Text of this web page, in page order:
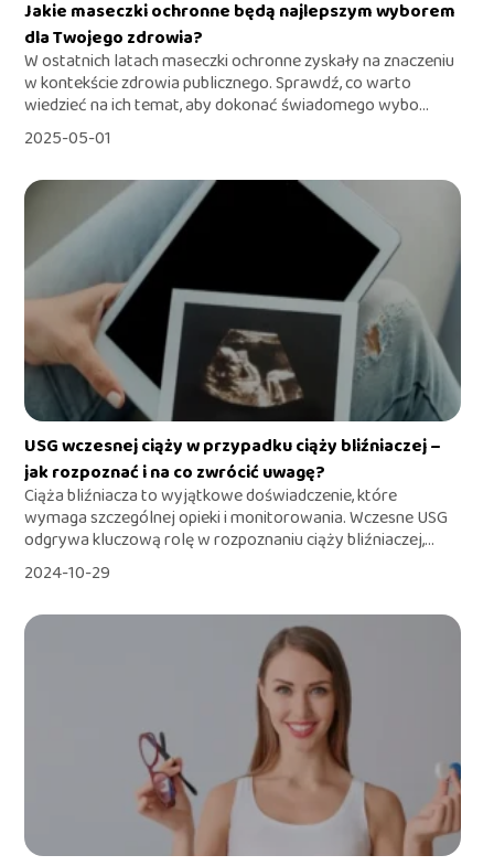
Jakie maseczki ochronne będą najlepszym wyborem
dla Twojego zdrowia?
W ostatnich latach maseczki ochronne zyskały na znaczeniu
w kontekście zdrowia publicznego. Sprawdź, co warto
wiedzieć na ich temat, aby dokonać świadomego wybo...
2025-05-01
USG wczesnej ciąży w przypadku ciąży bliźniaczej –
jak rozpoznać i na co zwrócić uwagę?
Ciąża bliźniacza to wyjątkowe doświadczenie, które
wymaga szczególnej opieki i monitorowania. Wczesne USG
odgrywa kluczową rolę w rozpoznaniu ciąży bliźniaczej,...
2024-10-29